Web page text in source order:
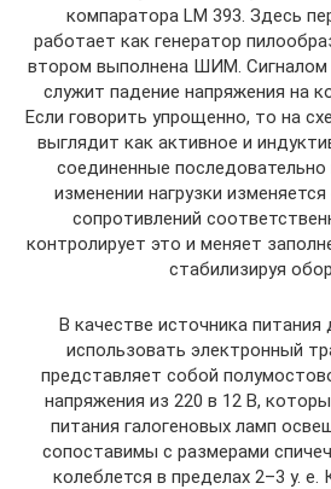
компаратора LM 393. Здесь
работает как генератор
втором выполнена ШИМ.
служит падение напряжения на
Если говорить упрощенно, то на
выглядит как активное и
соединенные
изменении нагрузки
сопротивлений
контролирует это и меняет
стабилизируя
В качестве источника
использовать электронный
представляет собой
напряжения из 220 в 12 В,
питания галогеновых ламп
сопоставимы с размерами
колеблется в пределах 2–3 у.